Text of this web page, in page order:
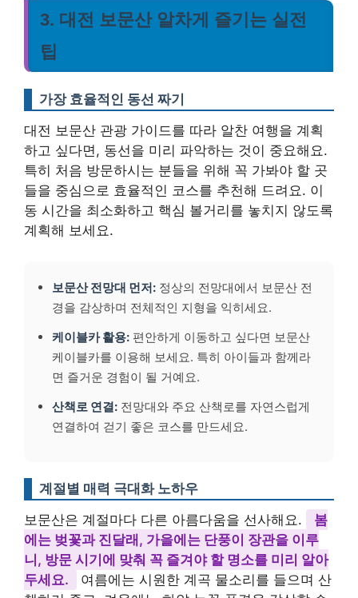
3. 대전 보문산 알차게 즐기는 실전
팁
가장 효율적인 동선 짜기
대전 보문산 관광 가이드를 따라 알찬 여행을 계획
하고 싶다면, 동선을 미리 파악하는 것이 중요해요.
특히 처음 방문하시는 분들을 위해 꼭 가봐야 할 곳
들을 중심으로 효율적인 코스를 추천해 드려요. 이
동 시간을 최소화하고 핵심 볼거리를 놓치지 않도록
계획해 보세요.
보문산 전망대 먼저: 정상의 전망대에서 보문산 전
경을 감상하며 전체적인 지형을 익히세요.
케이블카 활용: 편안하게 이동하고 싶다면 보문산
케이블카를 이용해 보세요. 특히 아이들과 함께라
면 즐거운 경험이 될 거예요.
산책로 연결: 전망대와 주요 산책로를 자연스럽게
연결하여 걷기 좋은 코스를 만드세요.
계절별 매력 극대화 노하우
보문산은 계절마다 다른 아름다움을 선사해요.
봄
에는 벚꽃과 진달래, 가을에는 단풍이 장관을 이루
니, 방문 시기에 맞춰 꼭 즐겨야 할 명소를 미리 알아
두세요.
여름에는 시원한 계곡 물소리를 들으며 산